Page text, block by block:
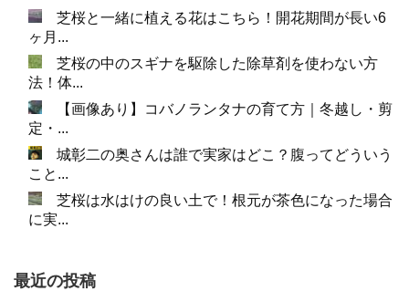
芝桜と一緒に植える花はこちら！開花期間が長い6
ヶ月...
芝桜の中のスギナを駆除した除草剤を使わない方
法！体...
【画像あり】コバノランタナの育て方｜冬越し・剪
定・...
城彰二の奥さんは誰で実家はどこ？腹ってどういう
こと...
芝桜は水はけの良い土で！根元が茶色になった場合
に実...
最近の投稿